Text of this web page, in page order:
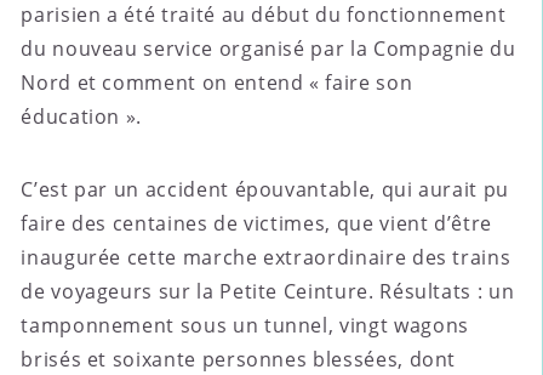
parisien a été traité au début du fonctionnement
du nouveau service organisé par la Compagnie du
Nord et comment on entend « faire son
éducation ».
C’est par un accident épouvantable, qui aurait pu
faire des centaines de victimes, que vient d’être
inaugurée cette marche extraordinaire des trains
de voyageurs sur la Petite Ceinture. Résultats : un
tamponnement sous un tunnel, vingt wagons
brisés et soixante personnes blessées, dont